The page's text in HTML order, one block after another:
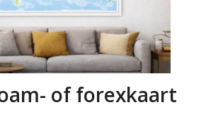
of forexkaart